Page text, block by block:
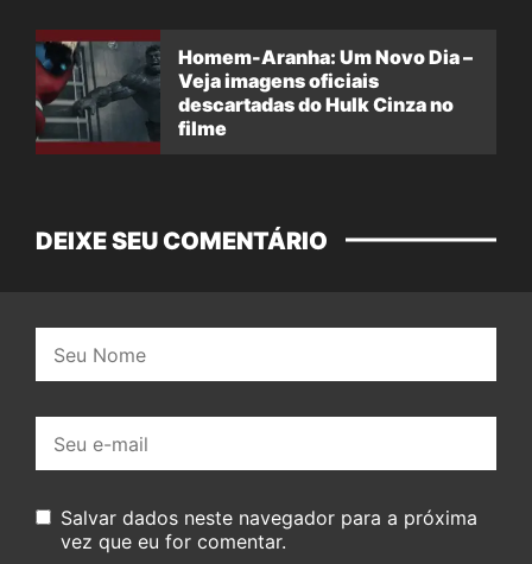
Homem-Aranha: Um Novo Dia –
Veja imagens oficiais
descartadas do Hulk Cinza no
filme
DEIXE SEU COMENTÁRIO
mail:
Salvar dados neste navegador para a próxima
vez que eu for comentar.